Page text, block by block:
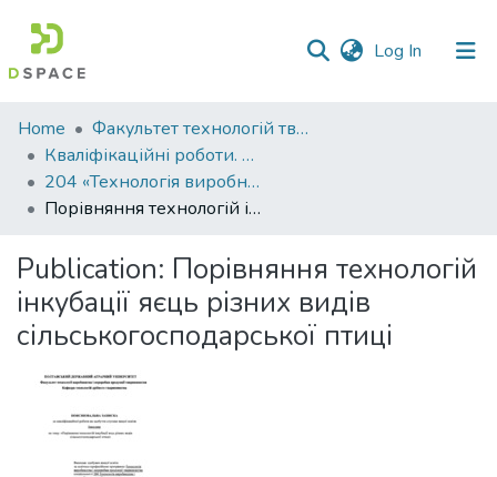
Log In (current)
Communities
&
Collections
All of DSpace
Statistics
Home
Факультет технологій тваринництва та продовольства
Кваліфікаційні роботи. Факультет технологій тваринництва та продовольства
204 «Технологія виробництва і переробки продукції тваринництва» - Бакалаври 2021-2022
Порівняння технологій інкубації яєць різних видів сільськогосподарської птиці
Publication: Порівняння технологій
інкубації яєць різних видів
сільськогосподарської птиці